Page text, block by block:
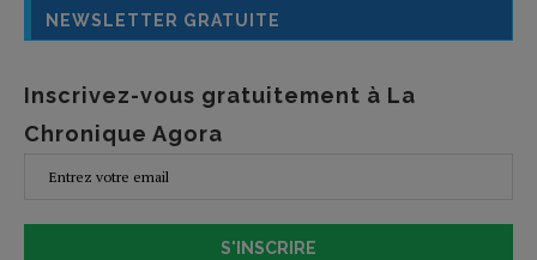
NEWSLETTER GRATUITE
Inscrivez-vous gratuitement à La
Chronique Agora
S'INSCRIRE